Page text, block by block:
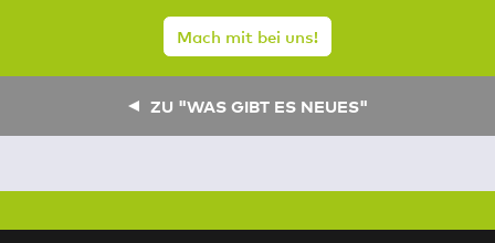
Mach mit bei uns!
ZU "WAS GIBT ES NEUES"